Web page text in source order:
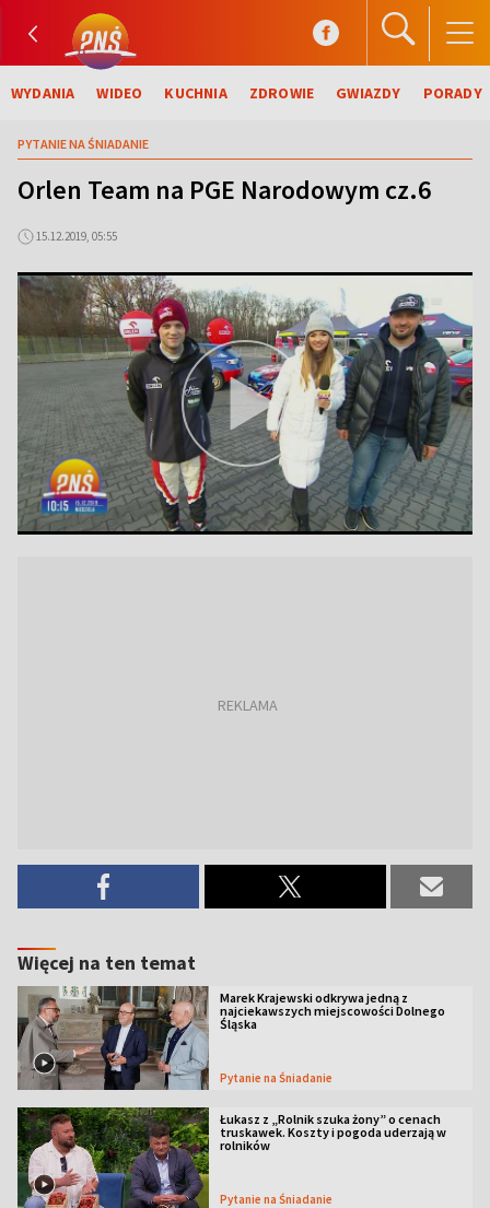
WYDANIA WIDEO KUCHNIA ZDROWIE GWIAZDY PORADY
PYTANIE NA ŚNIADANIE
Orlen Team na PGE Narodowym cz.6
15.12.2019, 05:55
Więcej na ten temat
Marek Krajewski odkrywa jedną z
najciekawszych miejscowości Dolnego
Śląska
Pytanie na Śniadanie
Łukasz z „Rolnik szuka żony” o cenach
truskawek. Koszty i pogoda uderzają w
rolników
Pytanie na Śniadanie